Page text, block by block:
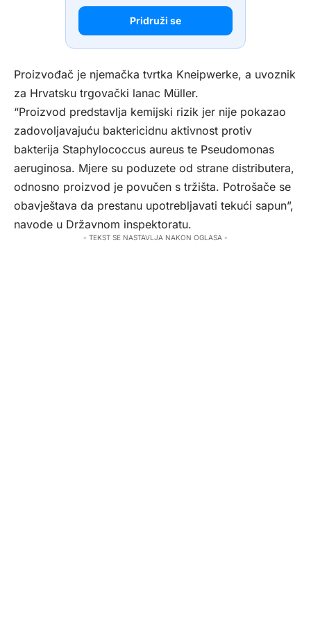
Pridruži se
Proizvođač je njemačka tvrtka Kneipwerke, a uvoznik
za Hrvatsku trgovački lanac Müller.
“Proizvod predstavlja kemijski rizik jer nije pokazao
zadovoljavajuću baktericidnu aktivnost protiv
bakterija Staphylococcus aureus te Pseudomonas
aeruginosa. Mjere su poduzete od strane distributera,
odnosno proizvod je povučen s tržišta. Potrošače se
obavještava da prestanu upotrebljavati tekući sapun”,
navode u Državnom inspektoratu.
- TEKST SE NASTAVLJA NAKON OGLASA -